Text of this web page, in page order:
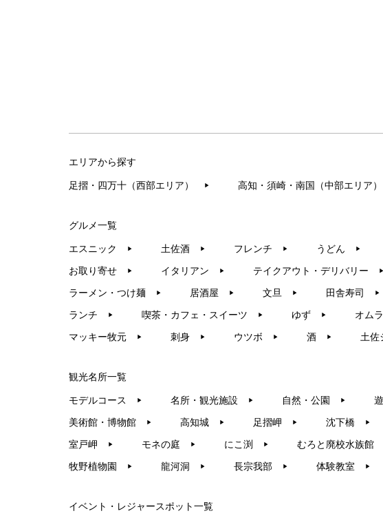
エリアから探す
足摺・四万十（西部エリア） ▶︎ 高知・須崎・南国（中部エリア）
グルメ一覧
エスニック ▶︎ 土佐酒 ▶︎ フレンチ ▶︎ うどん ▶︎
お取り寄せ ▶︎ イタリアン ▶︎ テイクアウト・デリバリー ▶︎
ラーメン・つけ麺 ▶︎ 居酒屋 ▶︎ 文旦 ▶︎ 田舎寿司 ▶︎
ランチ ▶︎ 喫茶・カフェ・スイーツ ▶︎ ゆず ▶︎ オム
マッキー牧元 ▶︎ 刺身 ▶︎ ウツボ ▶︎ 酒 ▶︎ 土佐
観光名所一覧
モデルコース ▶︎ 名所・観光施設 ▶︎ 自然・公園 ▶︎
美術館・博物館 ▶︎ 高知城 ▶︎ 足摺岬 ▶︎ 沈下橋 ▶︎
室戸岬 ▶︎ モネの庭 ▶︎ にこ渕 ▶︎ むろと廃校水族館
牧野植物園 ▶︎ 龍河洞 ▶︎ 長宗我部 ▶︎ 体験教室 ▶︎
イベント・レジャースポット一覧